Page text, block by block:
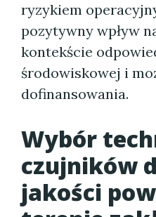
ryzykiem
pozytywny wpływ
kontekście
środowiskowej i
dofinansowania.
Wybór
czujników
jakości